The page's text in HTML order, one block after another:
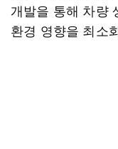
개발을 통해 차량
환경 영향을 최소